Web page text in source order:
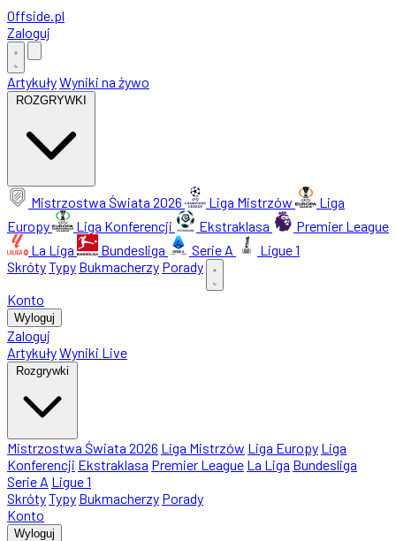
Offside.pl
Zaloguj
ArtykułyWyniki na żywo
ROZGRYWKI
Mistrzostwa Świata 2026 Liga Mistrzów
Liga
Europy
Liga Konferencji Ekstraklasa
Premier League
La Liga
Bundesliga Serie A
Ligue 1
SkrótyTypy Bukmacherzy Porady
Konto
Wyloguj
Zaloguj
ArtykułyWyniki Live
Rozgrywki
Mistrzostwa Świata 2026 Liga Mistrzów Liga Europy Liga
Konferencji Ekstraklasa Premier League La Liga Bundesliga
Serie A Ligue 1
SkrótyTypy Bukmacherzy Porady
Konto
Wyloguj